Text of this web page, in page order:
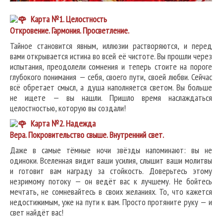
Карта №1. Целостность
Откровение. Гармония. Просветление.
Тайное становится явным, иллюзии растворяются, и перед
вами открывается истина во всей её чистоте. Вы прошли через
испытания, преодолели сомнения и теперь стоите на пороге
глубокого понимания — себя, своего пути, своей любви. Сейчас
всё обретает смысл, а душа наполняется светом. Вы больше
не ищете — вы нашли. Пришло время наслаждаться
целостностью, которую вы создали!
Карта №2. Надежда
Вера. Покровительство свыше. Внутренний свет.
Даже в самые тёмные ночи звёзды напоминают: вы не
одиноки. Вселенная видит ваши усилия, слышит ваши молитвы
и готовит вам награду за стойкость. Доверьтесь этому
незримому потоку — он ведёт вас к лучшему. Не бойтесь
мечтать, не сомневайтесь в своих желаниях. То, что кажется
недостижимым, уже на пути к вам. Просто протяните руку — и
свет найдёт вас!